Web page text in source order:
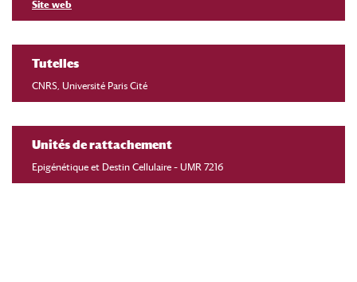
Site web
Tutelles
CNRS, Université Paris Cité
Unités de rattachement
Epigénétique et Destin Cellulaire – UMR 7216